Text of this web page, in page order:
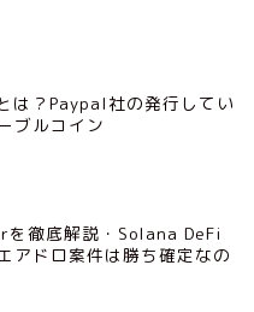
は？Paypal社の発行してい
ブルコイン
を徹底解説・Solana DeFi
アドロ案件は勝ち確定なの